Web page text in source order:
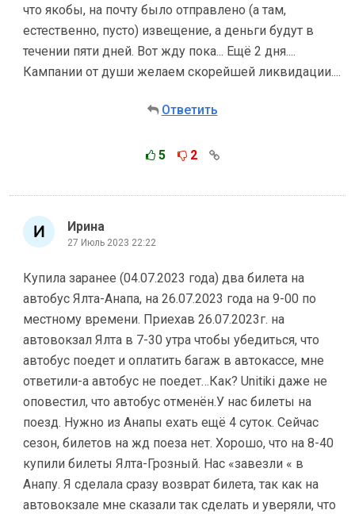
что якобы, на почту было отправлено (а там,
естественно, пусто) извещение, а деньги будут в
течении пяти дней. Вот жду пока... Ещё 2 дня....
Кампании от души желаем скорейшей ликвидации....
Ответить
5 2
Ирина
27 Июль 2023 22:22
Купила заранее (04.07.2023 года) два билета на
автобус Ялта-Анапа, на 26.07.2023 года на 9-00 по
местному времени. Приехав 26.07.2023г. на
автовокзал Ялта в 7-30 утра чтобы убедиться, что
автобус поедет и оплатить багаж в автокассе, мне
ответили-а автобус не поедет…Как? Unitiki даже не
оповестил, что автобус отменён.У нас билеты на
поезд. Нужно из Анапы ехать ещё 4 суток. Сейчас
сезон, билетов на жд поеза нет. Хорошо, что на 8-40
купили билеты Ялта-Грозный. Нас «завезли « в
Анапу. Я сделала сразу возврат билета, так как на
автовокзале мне сказали так сделать и уверяли, что